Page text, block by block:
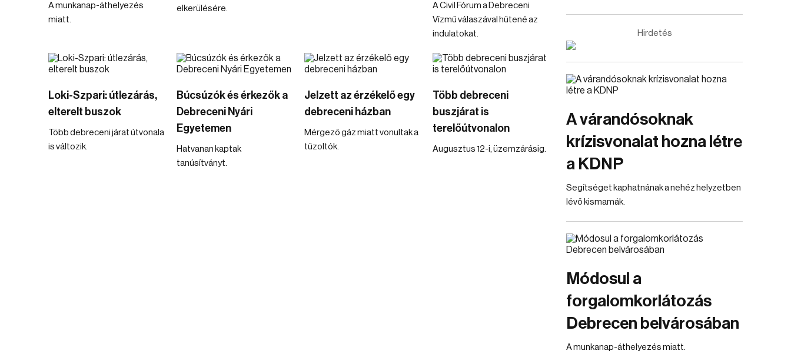
A munkanap-áthelyezés
miatt.
elkerülésére.
A Civil Fórum a Debreceni
Vízmű válaszával hűtené az
indulatokat.
Loki-Szpari: útlezárás,
elterelt buszok
Több debreceni járat útvonala
is változik.
Búcsúzók és érkezők a
Debreceni Nyári
Egyetemen
Hatvanan kaptak
tanúsítványt.
Jelzett az érzékelő egy
debreceni házban
Mérgező gáz miatt vonultak a
tűzoltók.
Több debreceni
buszjárat is
terelőútvonalon
Augusztus 12-i, üzemzárásig.
Hirdetés
A várandósoknak
krízisvonalat hozna létre
a KDNP
Segítséget kaphatnának a nehéz helyzetben
lévő kismamák.
Módosul a
forgalomkorlátozás
Debrecen belvárosában
A munkanap-áthelyezés miatt.